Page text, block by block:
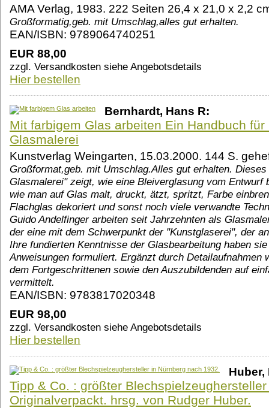
AMA Verlag, 1983. 222 Seiten 26,4 x 21,0 x 2,2
Großformatig,geb. mit Umschlag,alles gut erhalten.
EAN/ISBN: 9789064740251
EUR 88,00
zzgl. Versandkosten siehe Angebotsdetails
Hier bestellen
Bernhardt, Hans R:
Mit farbigem Glas arbeiten Ein Handbuch
Glasmalerei
Kunstverlag Weingarten, 15.03.2000. 144 S.
Großformat,geb. mit Umschlag.Alles gut erhalten.
Glasmalerei" zeigt, wie eine Bleiverglasung vom Entwurf
wie man auf Glas malt, druckt, ätzt, spritzt, Farbe
Flachglas dekoriert und sonst noch viele verwandte
Guido Andelfinger arbeiten seit Jahrzehnten als
der eine mit dem Schwerpunkt der "Kunstglaserei", der
Ihre fundierten Kenntnisse der Glasbearbeitung haben
Anweisungen formuliert. Ergänzt durch Detailaufnahmen
dem Fortgeschrittenen sowie den Auszubildenden auf
vermittelt.
EAN/ISBN: 9783817020348
EUR 98,00
zzgl. Versandkosten siehe Angebotsdetails
Hier bestellen
Huber,
Tipp & Co. : größter
Originalverpackt. hrsg. von Rudger Huber.